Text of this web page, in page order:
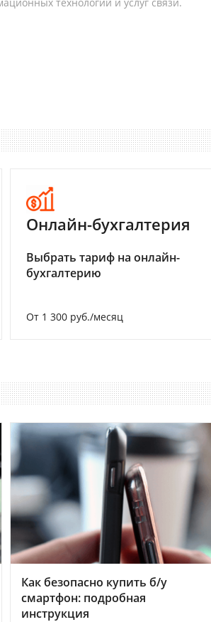
Онлайн-бухгалтерия
Выбрать тариф на онлайн-
бухгалтерию
От 1 300 руб./месяц
Как безопасно купить б/у
смартфон: подробная
инструкция